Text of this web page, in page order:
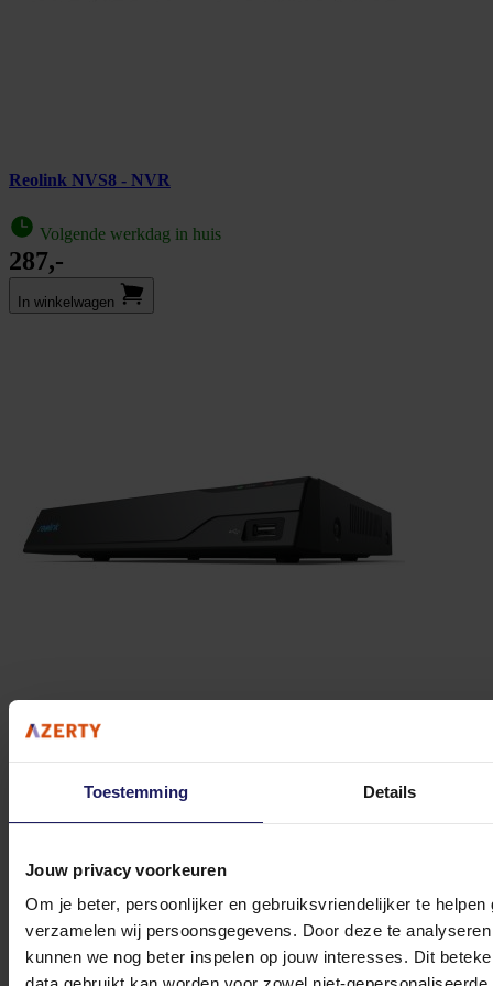
Toestemming Details
Jouw privacy voorkeuren
Om je beter, persoonlijker en gebruiksvriendelijker te
verzamelen wij persoonsgegevens. Door deze te
kunnen we nog beter inspelen op jouw interesses. Dit
Reolink NVS8 - NVR
Volgende werkdag in huis
287,-
In winkel­wagen
Volgende werkdag in huis
314,-
In winkel­wagen